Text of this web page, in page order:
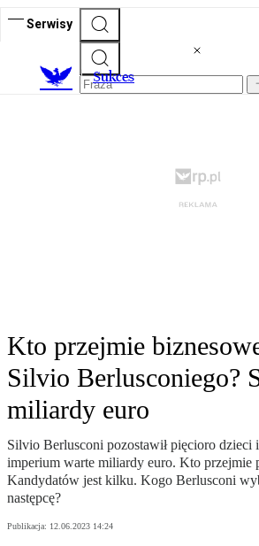
Serwisy
Sukces
Kto przejmie
Silvio Berlusconiego?
miliardy euro
Silvio Berlusconi pozostawił pięcioro dzieci
imperium warte miliardy euro. Kto przejmie
Kandydatów jest kilku. Kogo Berlusconi
następcę?
Publikacja: 12.06.2023 14:24